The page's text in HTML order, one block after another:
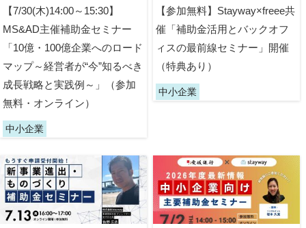
【7/30(木)14:00～15:30】
MS&AD主催補助金セミナー
「10億・100億企業へのロード
マップ～経営者が“今”知るべき
成長戦略と実践例～」（参加
無料・オンライン）
中小企業
【参加無料】Stayway×freee共
催「補助金活用とバックオフ
ィスの最前線セミナー」開催
（特典あり）
中小企業